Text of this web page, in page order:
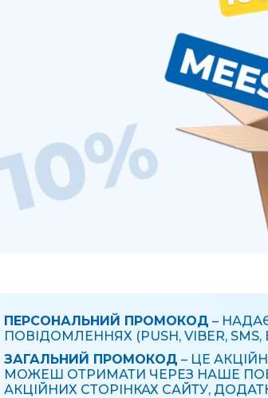
ПЕРСОНАЛЬНИЙ ПРОМОКОД –
ПОВІДОМЛЕННЯХ (PUSH, VIBER, SMS,
ЗАГАЛЬНИЙ ПРОМОКОД – ЦЕ
МОЖЕШ ОТРИМАТИ ЧЕРЕЗ НАШЕ
АКЦІЙНИХ СТОРІНКАХ САЙТУ,